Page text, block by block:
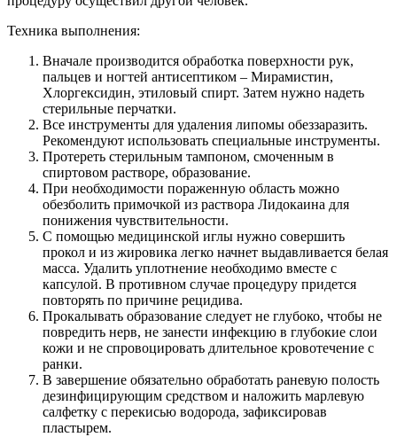
Техника выполнения:
Вначале производится обработка поверхности рук,
пальцев и ногтей антисептиком – Мирамистин,
Хлоргексидин, этиловый спирт. Затем нужно надеть
стерильные перчатки.
Все инструменты для удаления липомы обеззаразить.
Рекомендуют использовать специальные инструменты.
Протереть стерильным тампоном, смоченным в
спиртовом растворе, образование.
При необходимости пораженную область можно
обезболить примочкой из раствора Лидокаина для
понижения чувствительности.
С помощью медицинской иглы нужно совершить
прокол и из жировика легко начнет выдавливается белая
масса. Удалить уплотнение необходимо вместе с
капсулой. В противном случае процедуру придется
повторять по причине рецидива.
Прокалывать образование следует не глубоко, чтобы не
повредить нерв, не занести инфекцию в глубокие слои
кожи и не спровоцировать длительное кровотечение с
ранки.
В завершение обязательно обработать раневую полость
дезинфицирующим средством и наложить марлевую
салфетку с перекисью водорода, зафиксировав
пластырем.